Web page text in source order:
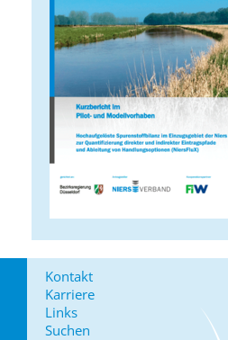
Kontakt
Karriere
Links
Suchen